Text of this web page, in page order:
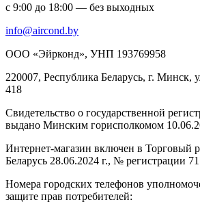
с 9:00 до 18:00 — без выходных
info@aircond.by
ООО «Эйрконд», УНП 193769958
220007, Республика Беларусь, г. Минск,
418
Cвидетельство о государственной
выдано Минским горисполкомом
Интернет-магазин включен в Торговый
Беларусь 28.06.2024 г., № регистрации
Номера городских телефонов
защите прав потребителей: